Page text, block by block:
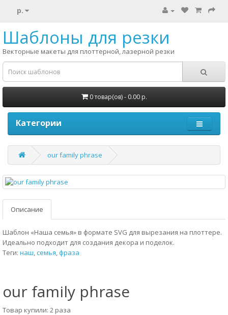
р.
Шаблоны для резки
Векторные макеты для плоттерной, лазерной резки
0 товар(ов) - 0.00 р.
Категории
our family phrase
Описание
Шаблон «Наша семья» в формате SVG для вырезания на плоттере.
Идеально подходит для создания декора и поделок.
Теги: наш,семья,фраза
our family phrase
Товар купили: 2 раза